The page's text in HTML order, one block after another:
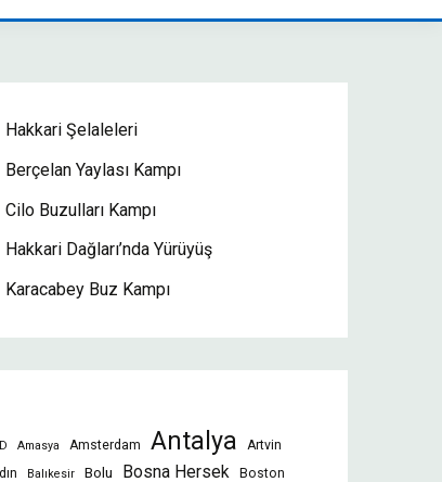
Hakkari Şelaleleri
Berçelan Yaylası Kampı
Cilo Buzulları Kampı
Hakkari Dağları’nda Yürüyüş
Karacabey Buz Kampı
Amasya Amsterdam Antalya
Artvin
Balıkesir Bolu Bosna Hersek Boston